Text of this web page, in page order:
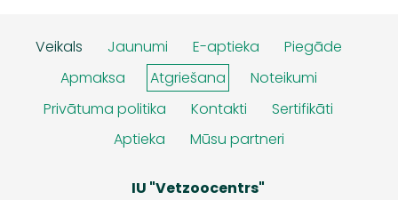
Veikals Jaunumi E-aptieka
Piegāde
Apmaksa
Atgriešana
Noteikumi
Privātuma politika
Kontakti
Sertifikāti
Aptieka
Mūsu partneri
IU "Vetzoocentrs"